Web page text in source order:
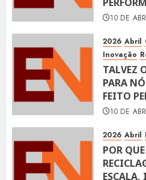
10 DE
2026 Abril
Inovação
TALVEZ
PARA
FEITO
10 DE
2026 Abril
POR
ESCALA,